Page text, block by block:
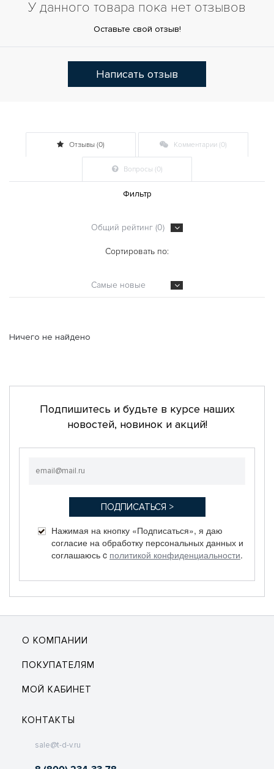
У данного товара пока нет отзывов
Оставьте свой отзыв!
Написать отзыв
Отзывы (0) Комментарии (0)
Вопросы (0)
Фильтр
Общий рейтинг (0)
Сортировать по:
Самые новые
Ничего не найдено
Подпишитесь и будьте в курсе наших
новостей, новинок и акций!
Нажимая на кнопку «Подписаться», я даю
согласие на обработку персональных данных и
соглашаюсь c политикой конфиденциальности.
О КОМПАНИИ
ПОКУПАТЕЛЯМ
МОЙ КАБИНЕТ
КОНТАКТЫ
sale@t-d-v.ru